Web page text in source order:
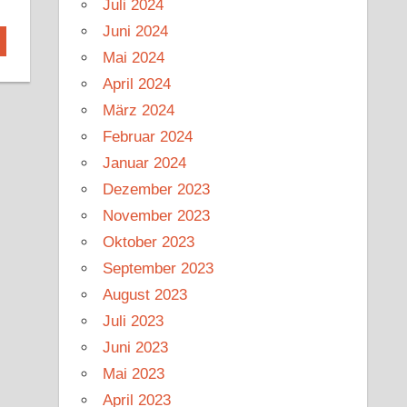
Juli 2024
Juni 2024
Mai 2024
April 2024
März 2024
Februar 2024
Januar 2024
Dezember 2023
November 2023
Oktober 2023
September 2023
August 2023
Juli 2023
Juni 2023
Mai 2023
April 2023